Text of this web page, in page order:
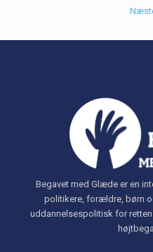
Begavet med Glæde er en
politikere, forældre, børn
uddannelsespolitisk for